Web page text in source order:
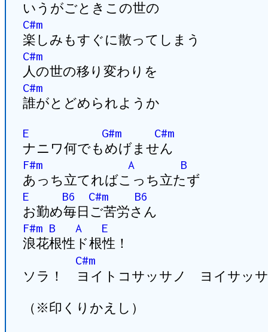
いうがごときこの世の
C#m
楽しみもすぐに散ってしまう
C#m
人の世の移り変わりを
C#m
誰がとどめられようか
E G#m
C#m
ナニワ何でもめげません
F#m
A
B
あっち立てればこっち立たず
E
B6 C#m
B6
お勤め毎日ご苦労さん
F#m B A
E
浪花根性ド根性！
C#m
ソラ！ ヨイトコサッサノ ヨイサッ
（※印くりかえし）